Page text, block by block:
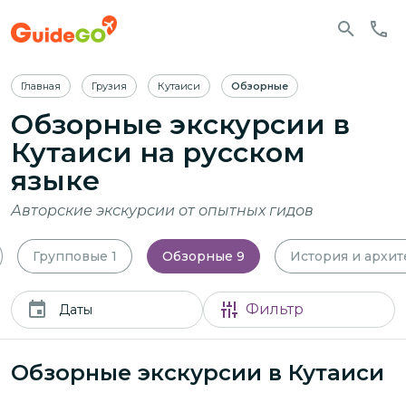
Главная Грузия Кутаиси Обзорные
Обзорные экскурсии в
Кутаиси на русском
языке
Авторские экскурсии от опытных гидов
Групповые 1 Обзорные 9 История и
Даты Фильтр
Обзорные экскурсии в Кутаиси